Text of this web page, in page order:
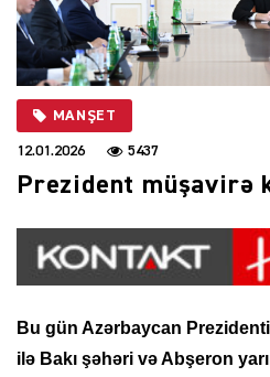
MANŞET
12.01.2026 5437
Prezident müşavirə
Bu gün Azərbaycan
ilə Bakı şəhəri və Abşeron